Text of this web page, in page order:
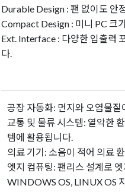
Durable Design : 팬 없이도 안
Compact Design : 미니 PC 크
Ext. Interface : 다양한 입출력
다.
공장 자동화: 먼지와 오염물
교통 및 물류 시스템: 열악한
템에 활용됩니다.
의료 기기: 소음이 적어 의료
엣지 컴퓨팅: 팬리스 설계로
WINDOWS OS, LINUX OS